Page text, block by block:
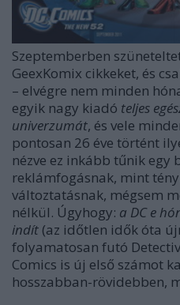
Szeptemberben
GeexKomix cikkeket, és
– elvégre nem minden
egyik nagy kiadó teljes
univerzumát, és vele
pontosan 26 éve történt
nézve ez inkább tűnik egy
reklámfogásnak, mint
változtatásnak, mégsem
nélkül. Úgyhogy: a DC e
indít (az időtlen idők óta
folyamatosan futó
Comics is új első számot
hosszabban-rövidebben,